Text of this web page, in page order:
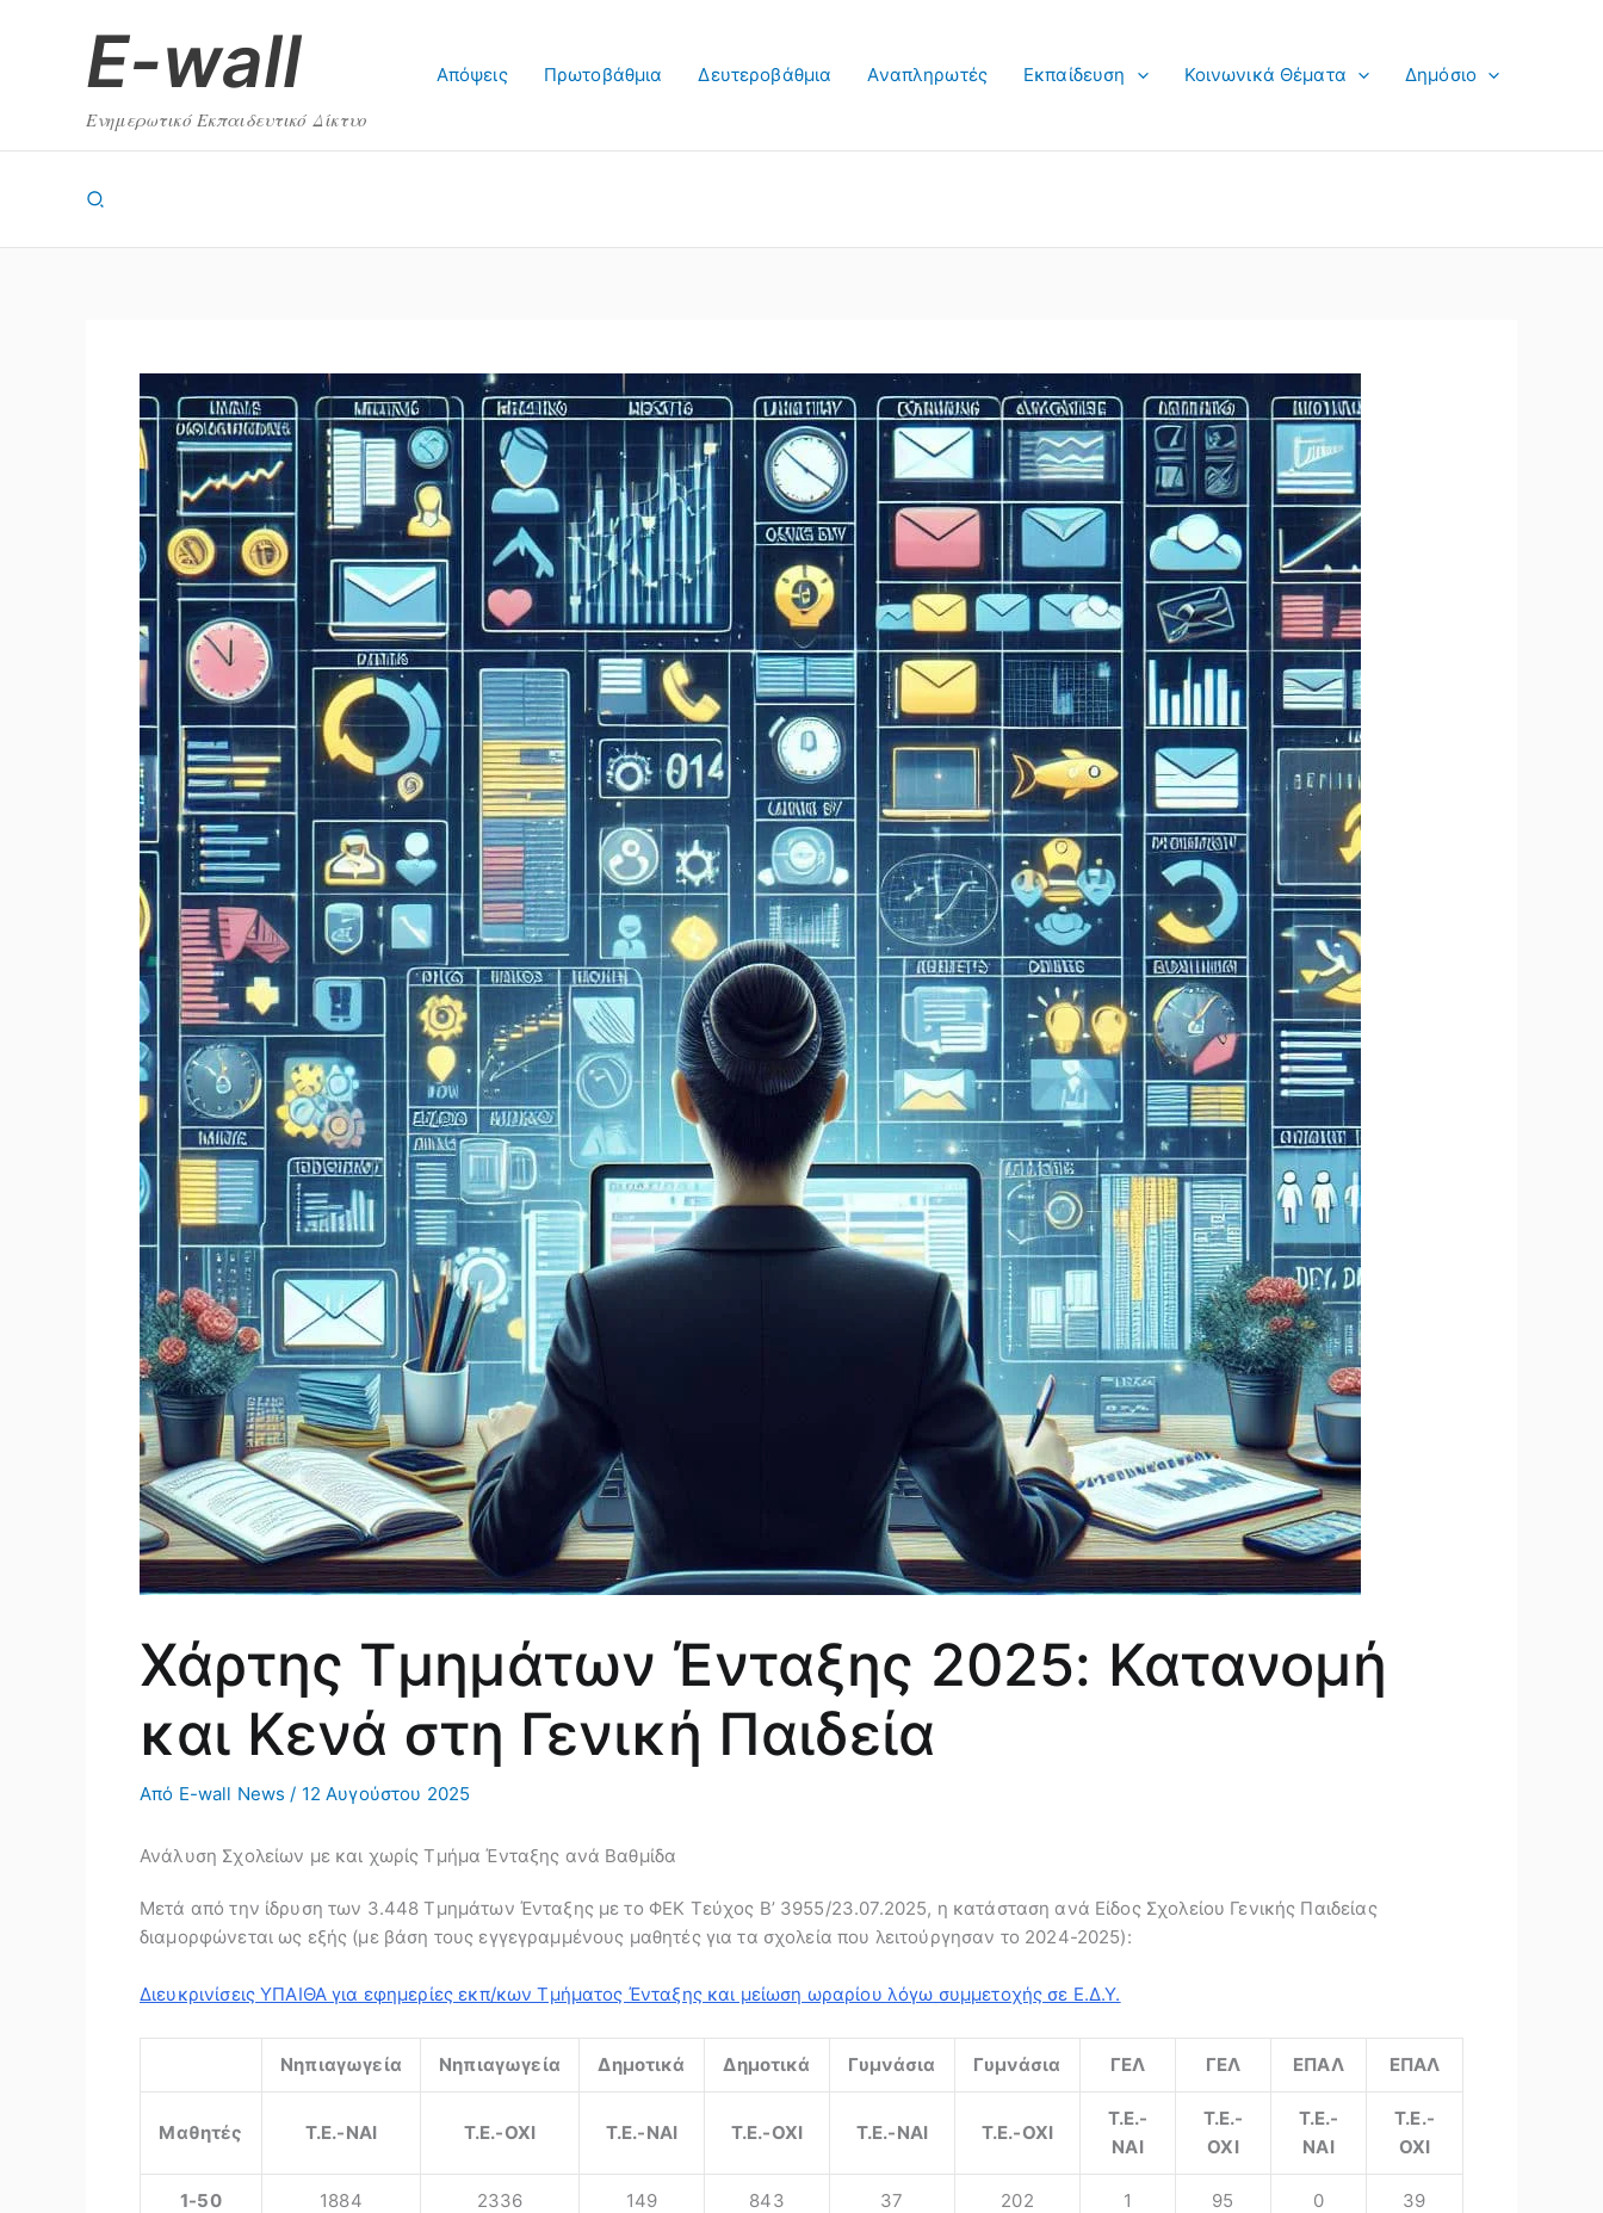
περιεχόμενοE-wall
Ενημερωτικό Εκπαιδευτικό Δίκτυο
Απόψεις Πρωτοβάθμια Δευτεροβάθμια Αναπληρωτές Εκπαίδευση Κοινωνικά Θέματα Δημόσιο
Αναζήτηση
Χάρτης Τμημάτων Ένταξης 2025: Κατανομή
και Κενά στη Γενική Παιδεία
Από E-wall News/ 12 Αυγούστου 2025
Ανάλυση Σχολείων με και χωρίς Τμήμα Ένταξης ανά Βαθμίδα
Μετά από την ίδρυση των 3.448 Τμημάτων Ένταξης με το ΦΕΚ Τεύχος B’ 3955/23.07.2025, η κατάσταση ανά Είδος Σχολείου Γενικής Παιδείας
διαμορφώνεται ως εξής (με βάση τους εγγεγραμμένους μαθητές για τα σχολεία που λειτούργησαν το 2024-2025):
Διευκρινίσεις ΥΠΑΙΘΑ για εφημερίες εκπ/κων Τμήματος Ένταξης και μείωση ωραρίου λόγω συμμετοχής σε Ε.Δ.Υ.
Νηπιαγωγεία Νηπιαγωγεία Δημοτικά Δημοτικά Γυμνάσια Γυμνάσια ΓΕΛ ΓΕΛ ΕΠΑΛ ΕΠΑΛ
Μαθητές Τ.Ε.-NAI Τ.Ε.-ΟΧΙ Τ.Ε.-NAI Τ.Ε.-ΟΧΙ Τ.Ε.-NAI Τ.Ε.-ΟΧΙ
Τ.Ε.-
NAI
Τ.Ε.-
ΟΧΙ
Τ.Ε.-
NAI
Τ.Ε.-
ΟΧΙ
1-50 1884 2336 149 843 37 202 1 95 0 39